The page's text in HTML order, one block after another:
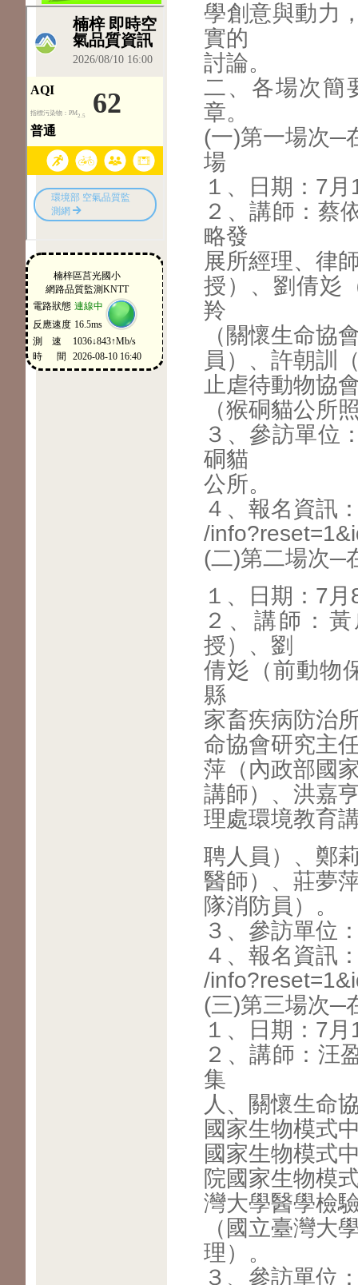
學創意與動力
實的
討論。
二、各場次簡
章。
(一)第一場次─
場
１、日期：7
２、講師：蔡
略發
展所經理、律
授）、劉倩彣
羚
（關懷生命協
員）、許朝訓
止虐待動物協
（猴硐貓公所
３、參訪單位
硐貓
公所。
４、報名資訊
/
(二)第二場次─
１、日期：7
２、講師：
授）、劉
倩彣（前動物
縣
家畜疾病防治
命協會研究主
萍（內政部國
講師）、洪嘉
理處環境教育
聘人員）、鄭
醫師）、莊夢
隊消防員）。
３、參訪單位
４、報名資訊
/
(三)第三場次─
１、日期：7
２、講師：汪
集
人、關懷生命
國家生物模式
國家生物模式
院國家生物模
灣大學醫學檢
（國立臺灣大
理）。
３、參訪單位